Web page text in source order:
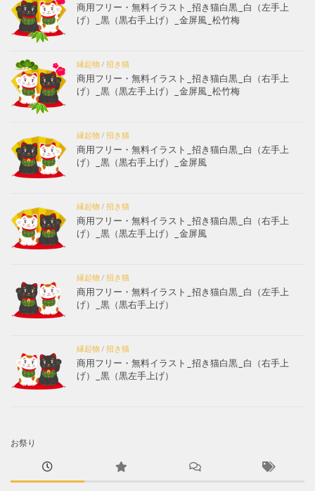
商用フリー・無料イラスト_招き猫白黒_白（左手上
げ）_黒（黒右手上げ）_金屏風_松竹梅
縁起物/ 招き猫
商用フリー・無料イラスト_招き猫白黒_白（右手上
げ）_黒（黒左手上げ）_金屏風_松竹梅
縁起物/ 招き猫
商用フリー・無料イラスト_招き猫白黒_白（左手上
げ）_黒（黒右手上げ）_金屏風
縁起物/ 招き猫
商用フリー・無料イラスト_招き猫白黒_白（右手上
げ）_黒（黒左手上げ）_金屏風
縁起物/ 招き猫
商用フリー・無料イラスト_招き猫白黒_白（左手上
げ）_黒（黒右手上げ）
縁起物/ 招き猫
商用フリー・無料イラスト_招き猫白黒_白（右手上
げ）_黒（黒左手上げ）
お祭り